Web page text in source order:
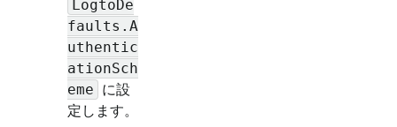
LogtoDe
faults.A
uthentic
ationSch
eme に設
定します。